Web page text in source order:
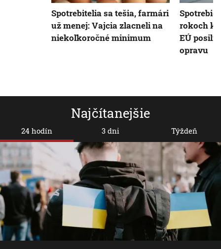
Najčítanejšie
24 hodín 3 dni Týždeň
Spotrebitelia sa tešia, farmári
už menej: Vajcia zlacneli na
niekoľkoročné minimum
rokoch
EÚ
opravu